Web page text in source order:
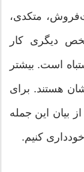
متکدی،
دیگری کار
است. بیشتر
هستند. برای
بیان این جمله
کنیم.